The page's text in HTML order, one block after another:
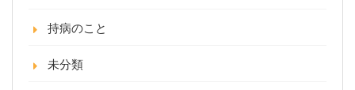
持病のこと
未分類